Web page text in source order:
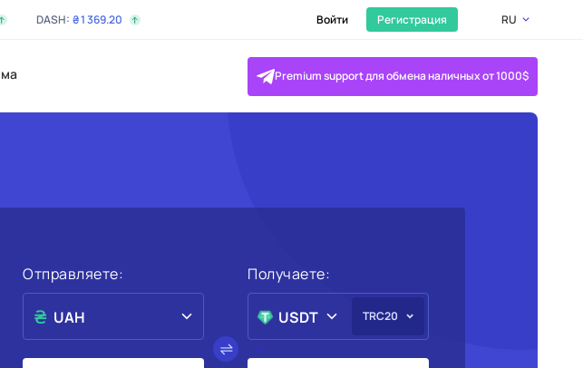
DASH: ₴1 369.20 Войти Регистрация RU
Premium support для обмена наличных от 1000$
Отправляете:
UAH
Получаете:
USDT TRC20